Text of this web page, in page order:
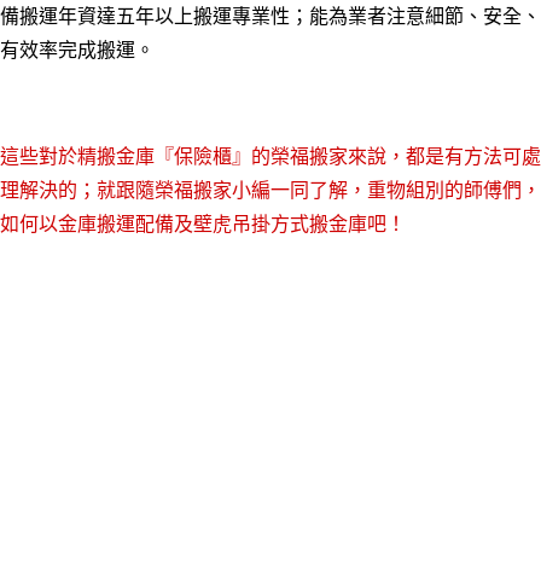
備搬運年資達五年以上搬運專業性；能為業者注意細節、安全、
有效率完成搬運。
這些對於精搬金庫『保險櫃』的榮福搬家來說 ，都是有方法可處
理解決的；就跟隨榮福搬家小編一同了解 ，重物組別的師傅們 ，
如何以金庫搬運配備及壁虎吊掛方式搬金庫吧！